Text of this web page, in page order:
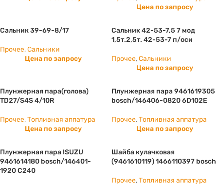
Цена по запросу
Сальник 39-69-8/17
Прочее,Сальники
Цена по запросу
Сальник 42-53-7,5 7 мод
1,5т.2,5т. 42-53-7 п/оси
Прочее,Сальники
Цена по запросу
Плунжерная пара(голова)
TD27/S4S 4/10R
Прочее,Топливная аппатура
Цена по запросу
Плунжерная пара 9461619305
bosch/146406-0820 6D102E
Прочее,Топливная аппатура
Цена по запросу
Плунжерная пара ISUZU
9461614180 bosch/146401-
1920 С240
Шайба кулачковая
(9461610119) 1466110397 bosch
Прочее,Топливная аппатура